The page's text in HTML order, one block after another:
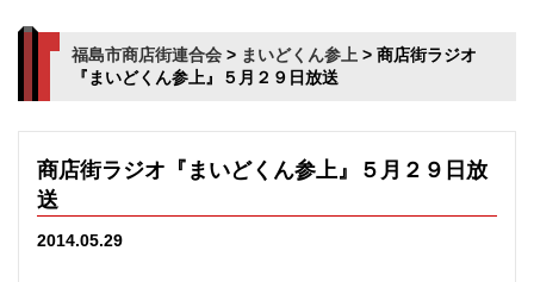
福島市商店街連合会 > まいどくん参上 > 商店街ラジオ
『まいどくん参上』５月２９日放送
商店街ラジオ『まいどくん参上』５月２９日放
送
2014.05.29